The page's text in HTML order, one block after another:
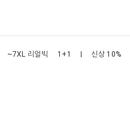
~7XL 리얼빅 1+1 신상 10%